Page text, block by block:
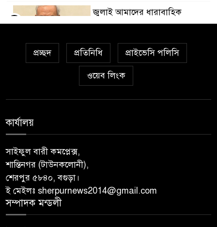
জুলাই আমাদের ধারাবাহিক
আন্দোলনের পরিণতি: রিজভী
রাষ্ট্রপতি নির্বাচনে প্রার্থী দেবে
জামায়াত
এলপিএল শিরোপার লড়াইয়ে
৮
মেগা প্রকল্পের মাসুল দিচ্ছে জাতি:
প্রধানমন্ত্রী
৯
প্রচ্ছদ প্রতিনিধি প্রাইভেসি পলিসি
ওয়েব লিংক
কার্যালয়
সাইফুল বারী কমপ্লেক্স,
শান্তিনগর (টাউনকলোনী),
শেরপুর ৫৮৪০, বগুড়া।
ই মেইলঃ sherpurnews2014@gmail.com
সম্পাদক মন্ডলী